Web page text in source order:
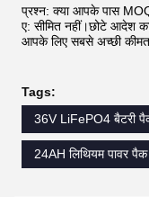
प्रश्न: क्या आपके पास
ए: सीमित नहीं।छोटे आदेश
आपके लिए सबसे अच्छी
Tags:
36V LiFePO4 बैटरी
24AH लिथियम पावर पैक